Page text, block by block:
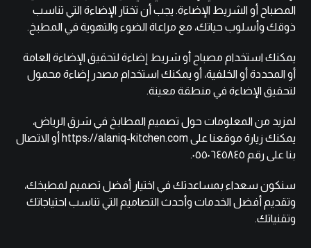
المصباح أو الشريط الإضاءة. يجب أن تختار الإضاءة التي تناسب
ذوقك وأسلوب حياتك، مع مراعاة الضوء والتهوية في المطبخ.
يمكنك استخدام مصباح أو شريط إضاءة لتحقيق الإضاءة العامة
أو المحددة أو الخلفية، أو يمكنك استخدام مصدر إضاءة محمول
لتحقيق الإضاءة في منطقة معينة.
لمزيد من المعلومات حول تصميم المطابخ في شرق الرياض،
يمكنك زيارة موقعنا على https://alaniq-kitchen.com أو الاتصال
بنا على رقم ٠٥٥٠٦٤٥٨٤٥.
سنكون سعداء بمساعدتك في اختيار أفضل تصميم لمطبخك،
وتقديم أفضل الخدمات وأحدث التصاميم التي تناسب احتياجاتك
وتقنياتك.